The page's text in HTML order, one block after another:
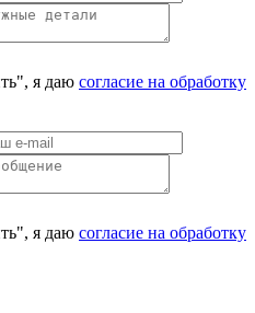
я даю согласие на обработку
я даю согласие на обработку